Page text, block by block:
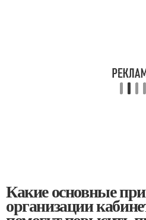
Какие основные
организации